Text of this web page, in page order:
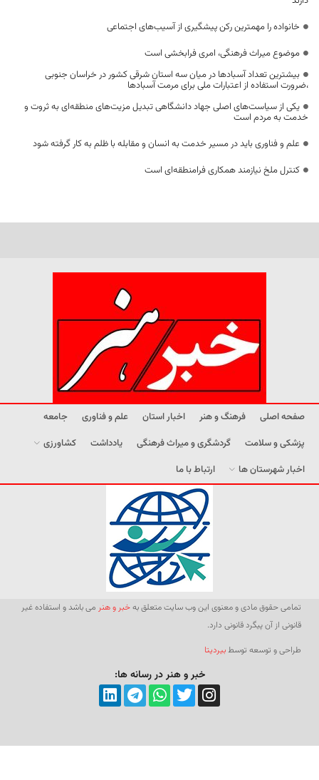
خانواده را مهمترین رکن پیشگیری از آسیب‌های اجتماعی
موضوع میراث فرهنگی، امری فرابخشی است
بیشترین تعداد آسبادها در میان سه استان شرقی کشور در خراسان جنوبی
،ضرورت استفاده از اعتبارات ملی برای مرمت آسبادها
یکی از سیاست‌های اصلی جهاد دانشگاهی تبدیل مزیت‌های منطقه‌ای به ثروت و
خدمت به مردم است
علم و فناوری باید در مسیر خدمت به انسان و مقابله با ظلم به کار گرفته شود
کنترل ملخ نیازمند همکاری فرامنطقه‌ای است
صفحه اصلی فرهنگ و هنر اخبار استان علم و فناوری
جامعه
پزشکی و سلامت
گردشگری و میراث فرهنگی یادداشت
کشاورزی
اخبار شهرستان ها
ارتباط با ما
تمامی حقوق مادی و معنوی این وب سایت متعلق بهخبر و هنر می باشد و استفاده غیر
قانونی از آن پیگرد قانونی دارد.
طراحی و توسعه توسطبیردیتا
خبر و هنر در رسانه ها: